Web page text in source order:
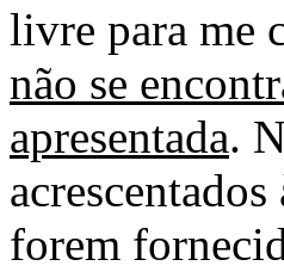
livre para me
não se
apresentada.
forem